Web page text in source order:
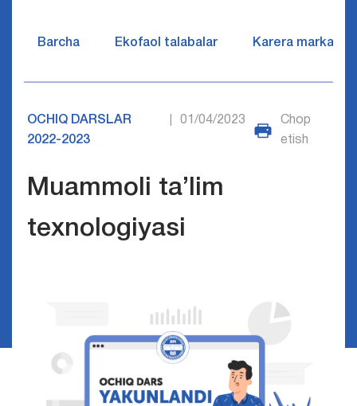
Barcha Ekofaol talabalar Karera markazi
OCHIQ DARSLAR
2022-2023
01/04/2023
Chop
etish
Muammoli ta’lim
texnologiyasi